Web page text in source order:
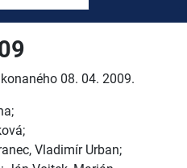
08. 04. 2009.
Vladimír Urban;